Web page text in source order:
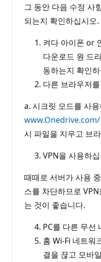
그 동안 다음 수정 사
되는지 확인하십시오.
켜다 아이폰 or
다운로드 원 드
동하는지 확인
다른 브라우저
a. 시크릿 모드를 사
www.Onedrive.com/
시 파일을 지우고 브
VPN을 사용하
때때로 서버가 사용
스를 차단하므로
는 것이 좋습니다.
PC를 다른 무선
홈 Wi-Fi 네트워
결을 끊고 모바